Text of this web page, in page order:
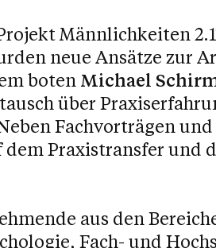
Männlichkeiten
neue Ansätze zur
boten Michael
über
Fachvorträgen
Praxistransfer und
aus den
Fach- und